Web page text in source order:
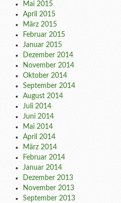
Mai 2015
April 2015
März 2015
Februar 2015
Januar 2015
Dezember 2014
November 2014
Oktober 2014
September 2014
August 2014
Juli 2014
Juni 2014
Mai 2014
April 2014
März 2014
Februar 2014
Januar 2014
Dezember 2013
November 2013
September 2013